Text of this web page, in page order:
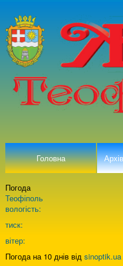
Головна
Погода
Теофіполь
вологість:
тиск:
вітер:
Погода на 10 днів від sinoptik.ua